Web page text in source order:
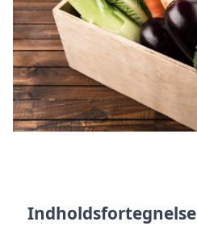
Indholdsfortegnelse